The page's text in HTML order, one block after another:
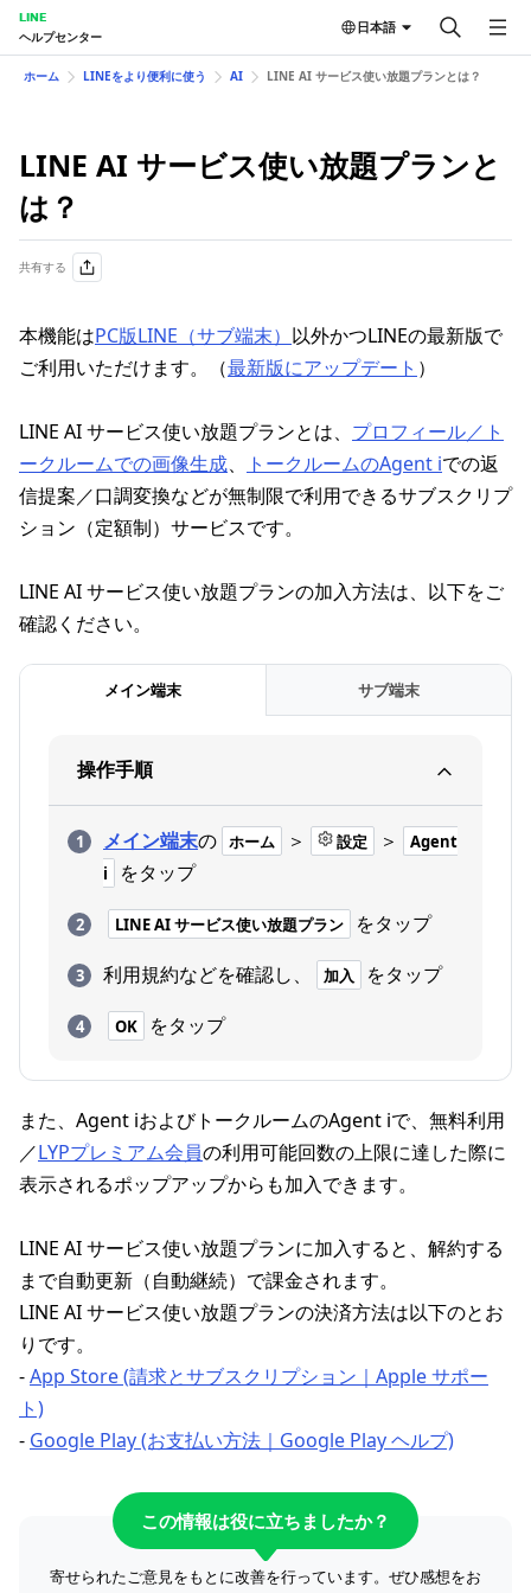
LINE
ヘルプセンター
日本語
ホーム LINEをより便利に使う AI LINE AI サービス使い放題プランとは？​
LINE AI サービス使い放題プランと
は？​
共有する
本機能はPC版LINE（サブ端末） 以外かつLINEの最新版で
ご利用いただけます。（最新版にアップデート ）
LINE AI サービス使い放題プランとは、 プロフィール／ト
ークルームでの画像生成、 トークルームのAgent iでの返
信提案／口調変換などが無制限で利用できるサブスクリプ
ション（定額制）サービスです。
LINE AI サービス使い放題プランの加入方法は、以下をご
確認ください。
メイン端末 サブ端末
操作手順
メイン端末の ホーム ＞ 設定 ＞
Agent
i
をタップ
LINE AI サービス使い放題プラン
をタップ
利用規約などを確認し、
加入 をタップ
OK をタップ
また、Agent iおよびトークルームのAgent iで、無料利用
／LYPプレミアム会員の利用可能回数の上限に達した際に
表示されるポップアップからも加入できます。
LINE AI サービス使い放題プランに加入すると、解約する
まで自動更新（自動継続）で課金されます。
LINE AI サービス使い放題プランの決済方法は以下のとお
りです。
-App Store (請求とサブスクリプション｜Apple サポー
ト)
- Google Play (お支払い方法｜Google Play ヘルプ)
この情報は役に立ちましたか？
寄せられたご意見をもとに改善を行っています。ぜひ感想をお